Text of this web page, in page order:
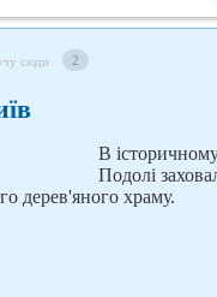
сюди 2
В
Подолі
дерев'яного храму.